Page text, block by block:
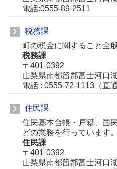
電話:0555-89-2511
税務課
町の税金に関すること全
税務課
〒401-0392
山梨県南都留郡富士河口
電話 : 0555-72-1113（直通
住民課
住民基本台帳・戸籍、国
どの業務を行っています。
住民課
〒401-0392
山梨県南都留郡富士河口